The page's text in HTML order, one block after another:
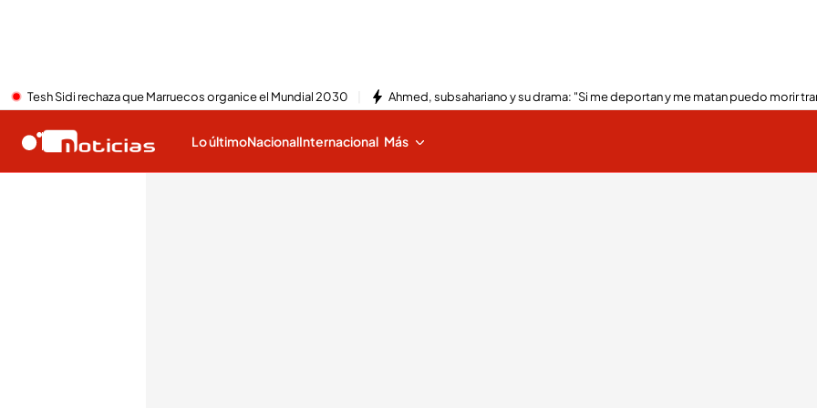
Tesh Sidi rechaza que Marruecos organice el Mundial 2030 Ahmed, subsahariano y su drama: "Si me deportan y me matan puedo morir
Lo últimoNacionalInternacional Más